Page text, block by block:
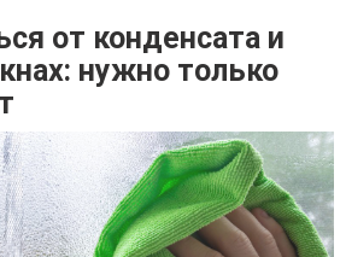
от конденсата и
нужно только